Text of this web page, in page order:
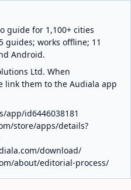
guide for 1,100+ cities
guides; works offline; 11
Android.
Ltd. When
link them to the Audiala app
app/id6446038181
store/apps/details?
download/
about/editorial-process/